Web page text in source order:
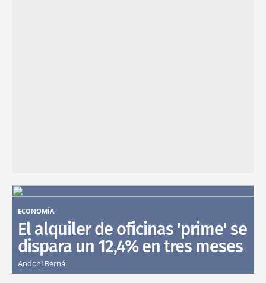
ECONOMÍA
El alquiler de oficinas 'prime' se
dispara un 12,4% en tres meses
Andoni Berná